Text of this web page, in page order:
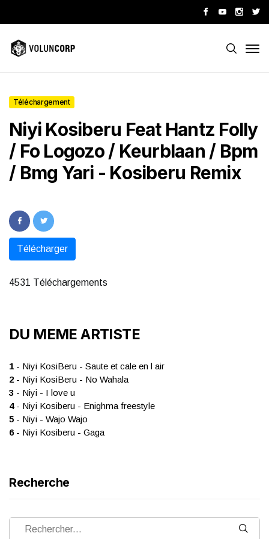
Téléchargement
Niyi Kosiberu Feat Hantz Folly
/ Fo Logozo / Keurblaan / Bpm
/ Bmg Yari - Kosiberu Remix
Télécharger
4531 Téléchargements
DU MEME ARTISTE
1 - Niyi KosiBeru - Saute et cale en l air
2 - Niyi KosiBeru - No Wahala
3 - Niyi - I love u
4- Niyi Kosiberu - Enighma freestyle
5 - Niyi - Wajo Wajo
6- Niyi Kosiberu - Gaga
Recherche